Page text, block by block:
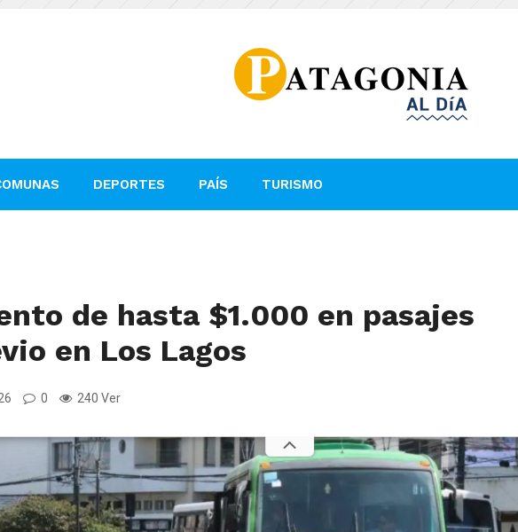
DEPORTES PAÍS TURISMO
de hasta $1.000 en pasajes
en Los Lagos
0 240 Ver